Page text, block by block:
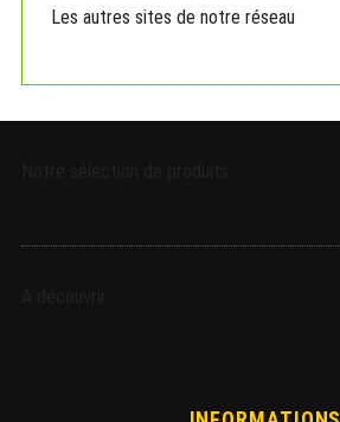
Les autres sites de notre réseau